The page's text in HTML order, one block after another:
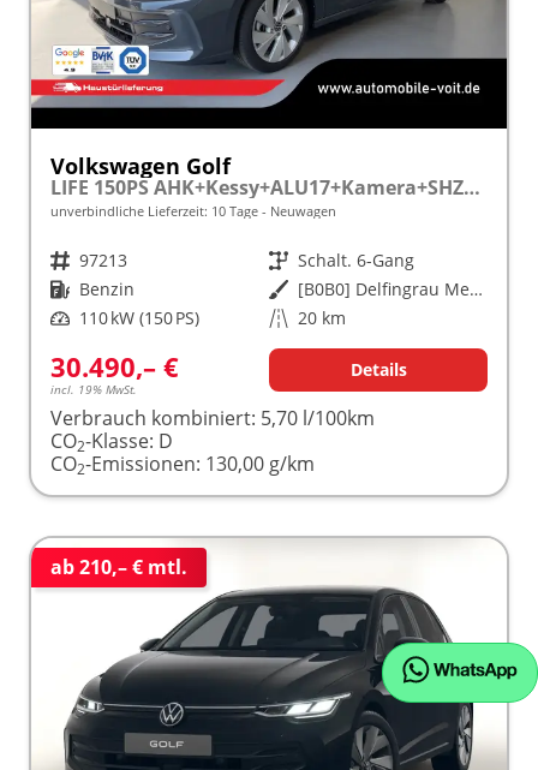
Volkswagen Golf
LIFE 150PS AHK+Kessy+ALU17+Kamera+SHZ+Parklenk+Alarm
unverbindliche Lieferzeit: 10 Tage Neuwagen
Fahrzeugnr. 97213 Getriebe Schalt. 6-Gang
Kraftstoff Benzin Außenfarbe
[B0B0] Delfingrau Metallic
Leistung 110 kW (150 PS) Kilometerstand 20 km
30.490,– €
incl. 19% MwSt.
Details
Verbrauch kombiniert: 5,70 l/100km
CO2-Klasse: D
CO2-Emissionen: 130,00 g/km
ab 210,– € mtl.